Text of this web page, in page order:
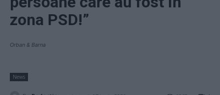
zona PSD!”
Orban & Barna
News